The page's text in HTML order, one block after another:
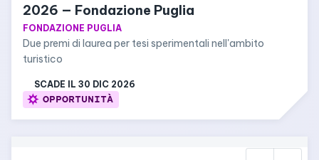
2026 — Fondazione Puglia
FONDAZIONE PUGLIA
Due premi di laurea per tesi sperimentali nell'ambito
turistico
SCADE IL 30 DIC 2026
OPPORTUNITÀ